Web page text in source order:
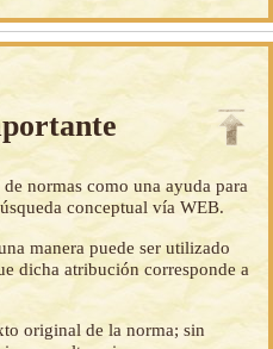
normas como una ayuda para
conceptual vía WEB.
manera puede ser utilizado
dicha atribución corresponde a
original de la norma; sin